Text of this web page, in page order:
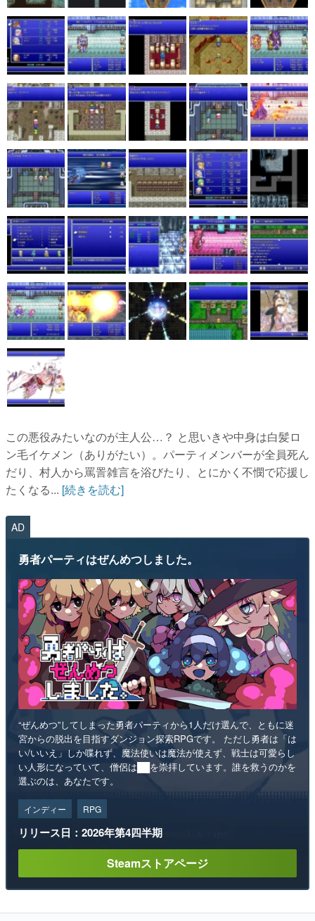
この悪役みたいなのが主人公…？ と思いきや中身は白髪ロ
ン毛イケメン（ありがたい）。パーティメンバーが全員死ん
だり、村人から罵詈雑言を浴びたり、とにかく不憫で応援し
たくなる... [続きを読む]
AD
勇者パーティはぜんめつしました。
“ぜんめつ”してしまった勇者パーティから1人だけ選んで、ともに迷
宮からの脱出を目指すダンジョン探索RPGです。 ただし勇者は「は
い/いいえ」しか喋れず、魔法使いは魔法が使えず、戦士は可愛らし
い人形になっていて、僧侶は██を崇拝しています。誰を救うのかを
選ぶのは、あなたです。
インディー RPG
リリース日：2026年第4四半期
Steamストアページ